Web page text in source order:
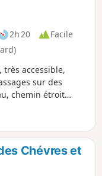
2h 20
Facile
accessible,
sur des
chemin étroit
être glissant si
accessible, avec de
des enfants, si
les deux
au château.
Chévres et